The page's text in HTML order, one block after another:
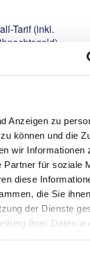
Anzeigen zu
können und die
wir Informationen
für soziale
diese
die Sie
der Dienste
Ihrer Daten in
Tarif (inkl.
mit bis zu 600
vielen Marken
und Fuhrpark)
Arbeitskleidung